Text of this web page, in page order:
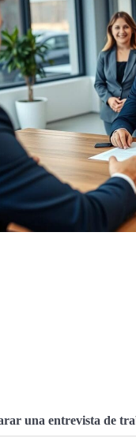
una entrevista de